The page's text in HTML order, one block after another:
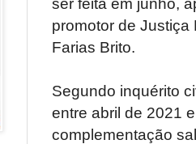
promotor de
Farias Brito.
Segundo inquérito
entre abril de 2021
complementação